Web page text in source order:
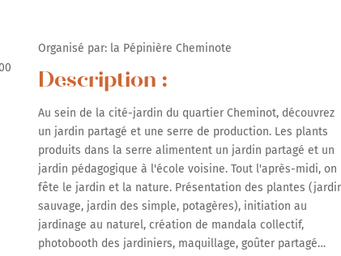
Organisé par: la Pépinière Cheminote
Description :
Au sein de la cité-jardin du quartier Cheminot, découvrez
un jardin partagé et une serre de production. Les plants
produits dans la serre alimentent un jardin partagé et un
jardin pédagogique à l'école voisine. Tout l'après-midi, on
fête le jardin et la nature. Présentation des plantes
sauvage, jardin des simple, potagères), initiation au
jardinage au naturel, création de mandala collectif,
photobooth des jardiniers, maquillage, goûter partagé…